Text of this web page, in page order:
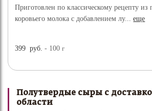
Приготовлен по классическому рецепту из
коровьего молока с добавлением лу...еще
399 руб. - 100г
Полутвердые сыры с
области